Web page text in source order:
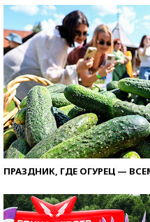
ПРАЗДНИК, ГДЕ ОГУРЕЦ —